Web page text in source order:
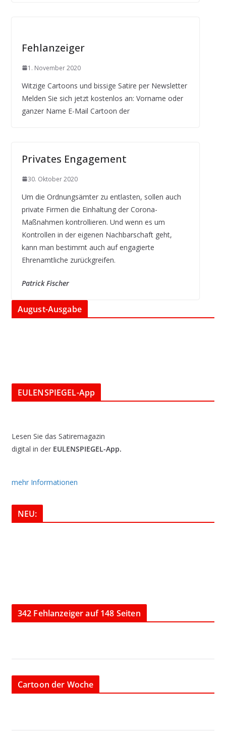
Fehlanzeiger
1. November 2020
Witzige Cartoons und bissige Satire per Newsletter
Melden Sie sich jetzt kostenlos an: Vorname oder
ganzer Name E-Mail Cartoon der
Privates Engagement
30. Oktober 2020
Um die Ordnungsämter zu entlasten, sollen auch
private Firmen die Einhaltung der Corona-
Maßnahmen kontrollieren. Und wenn es um
Kontrollen in der eigenen Nachbarschaft geht,
kann man bestimmt auch auf engagierte
Ehrenamtliche zurückgreifen.
Patrick Fischer
August-Ausgabe
EULENSPIEGEL-App
Lesen Sie das Satiremagazin
digital in der EULENSPIEGEL-App.
mehr Informationen
NEU:
342 Fehlanzeiger auf 148 Seiten
Cartoon der Woche